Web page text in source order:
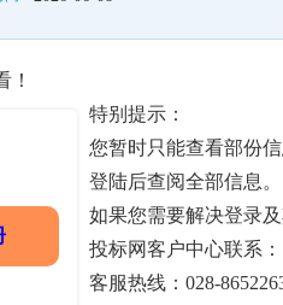
！
特别提示：
您暂时只能查看部份
登陆后查阅全部信息。
如果您需要解决登录
投标网客户中心联系：
客服热线：028-